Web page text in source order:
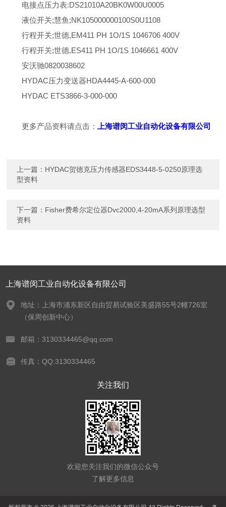
电接点压力表:DS21010A20BK0W00U0005
液位开关;慧鱼;NK105000000100S0U1108
行程开关;世德,EM411 PH 1O/1S 1046706 400V
行程开关;世德,ES411 PH 1O/1S 1046661 400V
安沃驰0820038602
HYDAC压力变送器HDA4445-A-600-000
HYDAC ETS3866-3-000-000
更多产品资料请点击： 上海谱闵工业自动化设备有限公司
上一篇： HYDAC贺德克压力传感器EDS3448-5-0250原理选
型资料
下一篇： Fisher费希尔定位器Dvc2000,4-20mA系列原理选型
资料
上海谱闵工业自动化设备有限公司
地址：上海市浦东新区自由贸易试验区美盛路55号2幢726室
（保周创新中心）
邮箱：3130334465@qq.com
传真：QQ:3130334465
关注我们
欢迎您关注我们的微信公众号
了解更多信息